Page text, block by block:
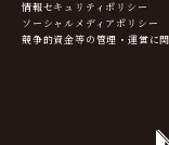
情報セキュリティポリシー
ソーシャルメディアポリシー
競争的資金等の管理・運営に